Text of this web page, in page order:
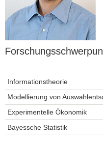
Informationstheorie
Modellierung von
Experimentelle Ökonomik
Bayessche Statistik